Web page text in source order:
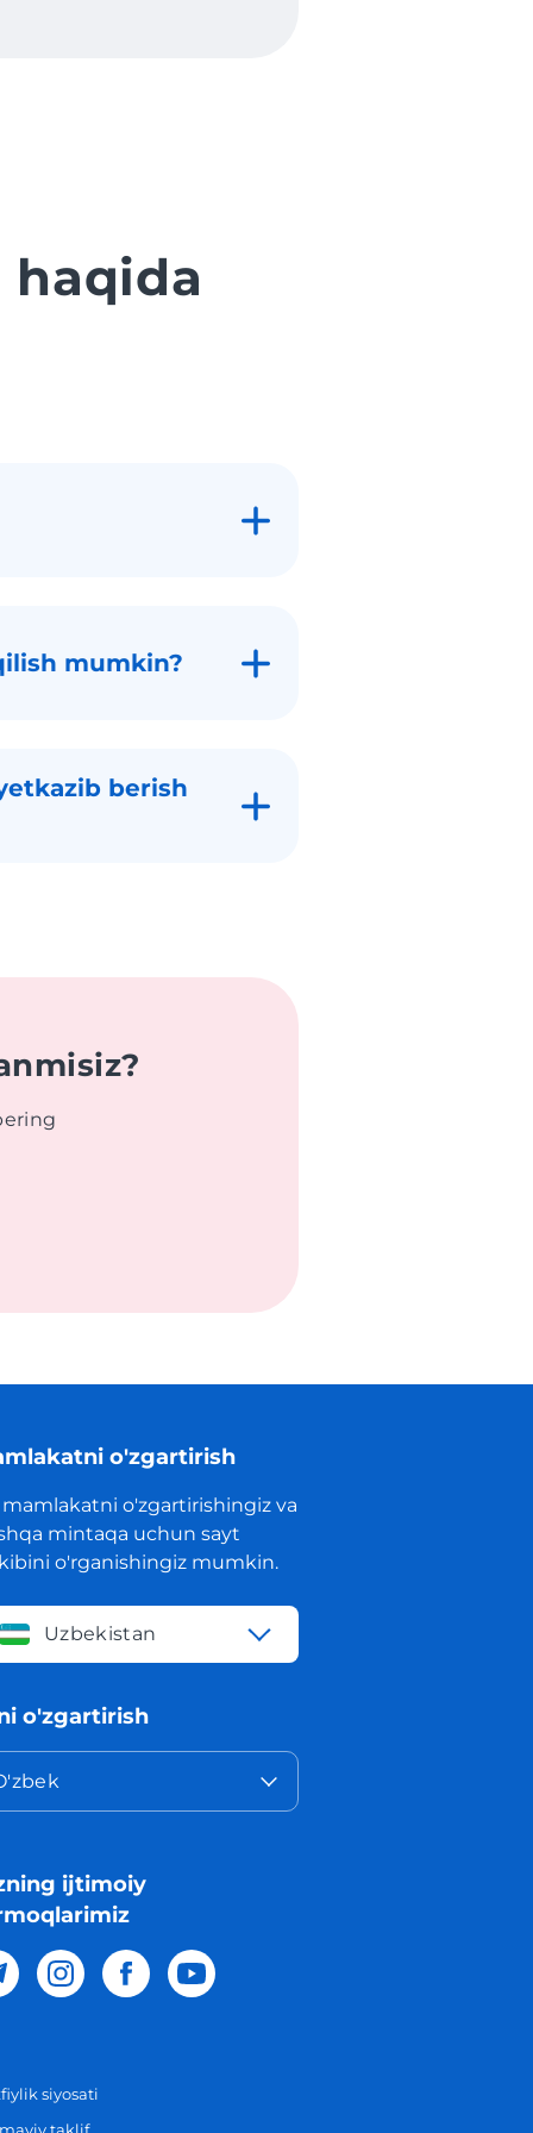
haqida
mumkin?
berish
o'zgartirish
mamlakatni o'zgartirishingiz va
mintaqa uchun sayt
o'rganishingiz mumkin.
Uzbekistan
o'zgartirish
ijtimoiy
siyosati